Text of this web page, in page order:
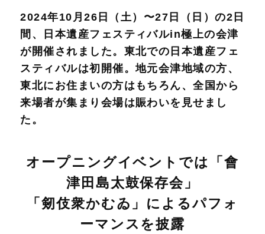
2024年10月26日（土）〜27日（日）の2日
間、日本遺産フェスティバルin極上の会津
が開催されました。東北での日本遺産フェ
スティバルは初開催。地元会津地域の方、
東北にお住まいの方はもちろん、全国から
来場者が集まり会場は賑わいを見せまし
た。
オープニングイベントでは「會
津田島太鼓保存会」
「剱伎衆かむゐ」によるパフォ
ーマンスを披露